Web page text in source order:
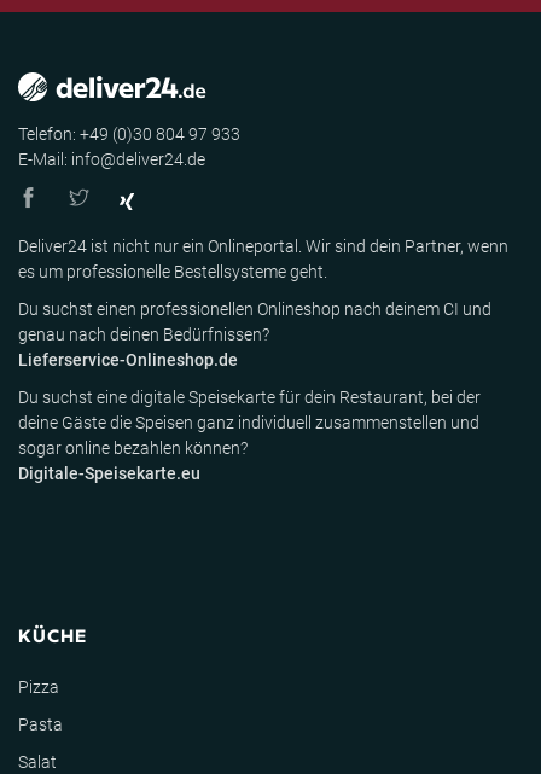
Telefon: +49 (0)30 804 97 933
E-Mail: info@deliver24.de
Deliver24 ist nicht nur ein Onlineportal. Wir sind dein Partner, wenn
es um professionelle Bestellsysteme geht.
Du suchst einen professionellen Onlineshop nach deinem CI und
genau nach deinen Bedürfnissen?
Lieferservice-Onlineshop.de
Du suchst eine digitale Speisekarte für dein Restaurant, bei der
deine Gäste die Speisen ganz individuell zusammenstellen und
sogar online bezahlen können?
Digitale-Speisekarte.eu
KÜCHE
Pizza
Pasta
Salat